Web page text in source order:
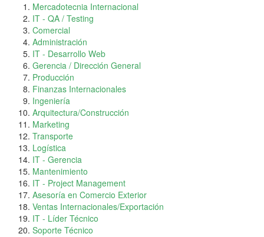
Mercadotecnia Internacional
IT - QA / Testing
Comercial
Administración
IT - Desarrollo Web
Gerencia / Dirección General
Producción
Finanzas Internacionales
Ingeniería
Arquitectura/Construcción
Marketing
Transporte
Logística
IT - Gerencia
Mantenimiento
IT - Project Management
Asesoría en Comercio Exterior
Ventas Internacionales/Exportación
IT - Líder Técnico
Soporte Técnico